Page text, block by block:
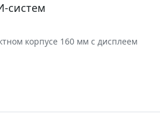
систем
корпусе 160 мм c дисплеем